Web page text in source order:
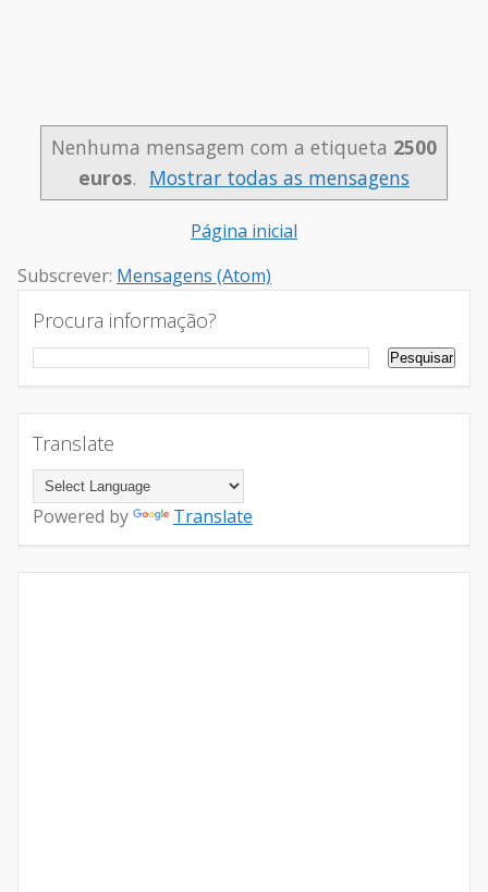
Nenhuma mensagem com a etiqueta 2500
euros. Mostrar todas as mensagens
Página inicial
Subscrever: Mensagens (Atom)
Procura informação?
Translate
Powered by Translate